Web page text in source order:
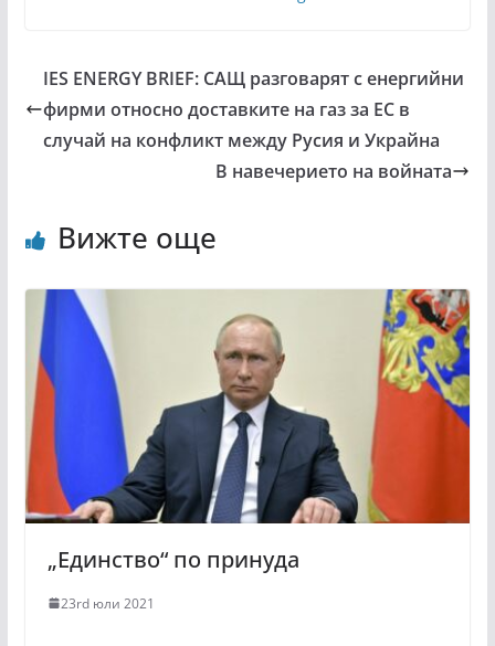
IES ENERGY BRIEF: САЩ разговарят с енергийни
фирми относно доставките на газ за ЕС в
случай на конфликт между Русия и Украйна
В навечерието на войната
Вижте още
„Единство“ по принуда
23rd юли 2021